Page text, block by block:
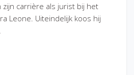
zijn carrière als jurist bij het
Leone. Uiteindelijk koos hij